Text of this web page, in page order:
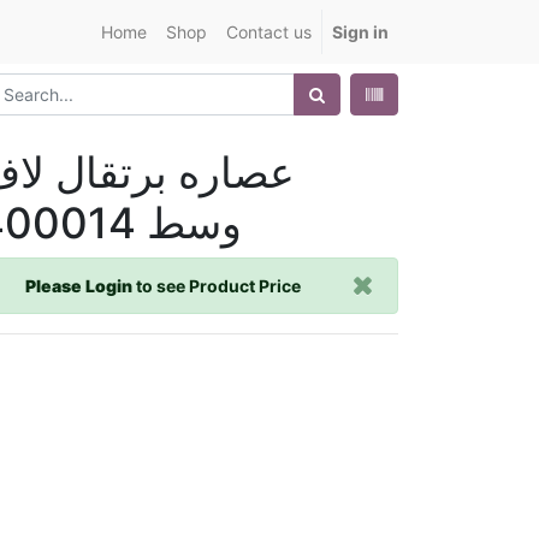
Home Shop Contact us Sign in
عصاره برتقال
وسط 400014
Please Loginto see Product Price